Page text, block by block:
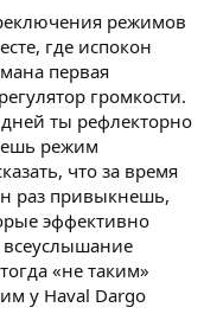
режимов
где испокон
первая
громкости.
ты рефлекторно
режим
что за время
раз привыкнешь,
эффективно
всеуслышание
«не таким»
у Haval Dargo